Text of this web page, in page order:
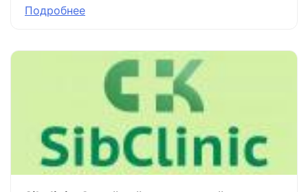
Подробнее